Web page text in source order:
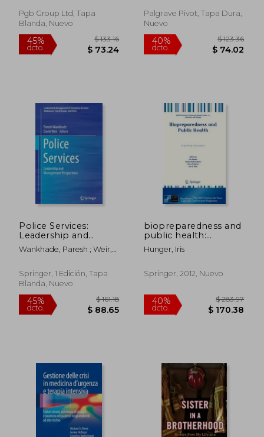
45%
dcto. $ 39.38
45%
dcto. $
Pgb Group Ltd, Tapa
Blanda, Nuevo
Inglés)
Palgrave Pivot, Tapa Dura,
Nuevo
Police Services:
Leadership and
Management
Perspectives (en
Wankhade, Paresh ; Weir,
Springer, 1 Edición, Tapa
Blanda, Nuevo
biopreparedness and
public health:
exploring synergies
(en Inglés)
Hunger, Iris
Springer, 2012, Nuevo